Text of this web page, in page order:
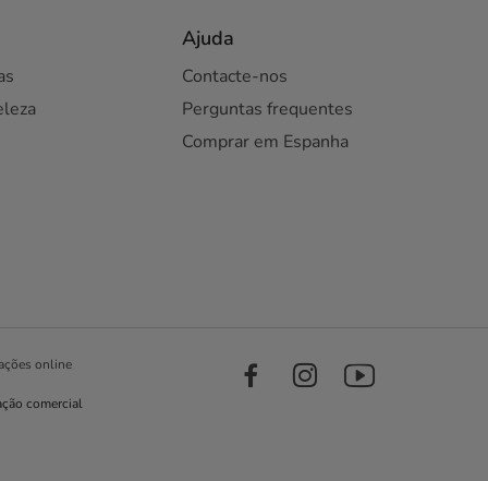
Ajuda
Contacte-nos
Perguntas frequentes
Comprar em Espanha
online
comercial